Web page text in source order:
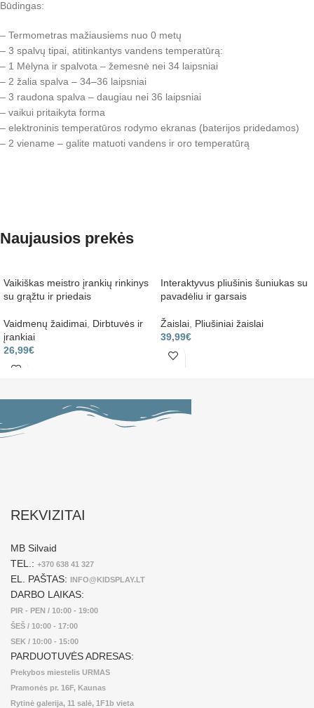
Būdingas:
– Termometras mažiausiems nuo 0 metų
– 3 spalvų tipai, atitinkantys vandens temperatūrą:
– 1 Mėlyna ir spalvota – žemesnė nei 34 laipsniai
– 2 žalia spalva – 34–36 laipsniai
– 3 raudona spalva – daugiau nei 36 laipsniai
– vaikui pritaikyta forma
– elektroninis temperatūros rodymo ekranas (baterijos pridedamos)
– 2 viename – galite matuoti vandens ir oro temperatūrą
Naujausios prekės
Vaikiškas meistro įrankių rinkinys
su grąžtu ir priedais
Vaidmenų žaidimai Dirbtuvės ir
įrankiai
26,99€
Interaktyvus pliušinis šuniukas su
pavadėliu ir garsais
Žaislai Pliušiniai žaislai
39,99€
REKVIZITAI
MB Silvaid
TEL.: +370 638 41 327
EL. PAŠTAS: INFO@KIDSPLAY.LT
DARBO LAIKAS:
PIR - PEN / 10:00 - 19:00
ŠEŠ / 10:00 - 17:00
SEK / 10:00 - 15:00
PARDUOTUVĖS ADRESAS:
Prekybos miestelis URMAS
Pramonės pr. 16F, Kaunas
Rytinė galerija, 11 salė, 1F1b vieta